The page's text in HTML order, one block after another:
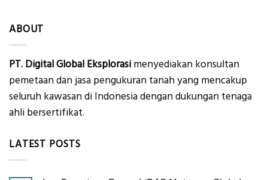
ABOUT
PT. Digital Global Eksplorasi menyediakan konsultan
pemetaan dan jasa pengukuran tanah yang mencakup
seluruh kawasan di Indonesia dengan dukungan tenaga
ahli bersertifikat.
LATEST POSTS